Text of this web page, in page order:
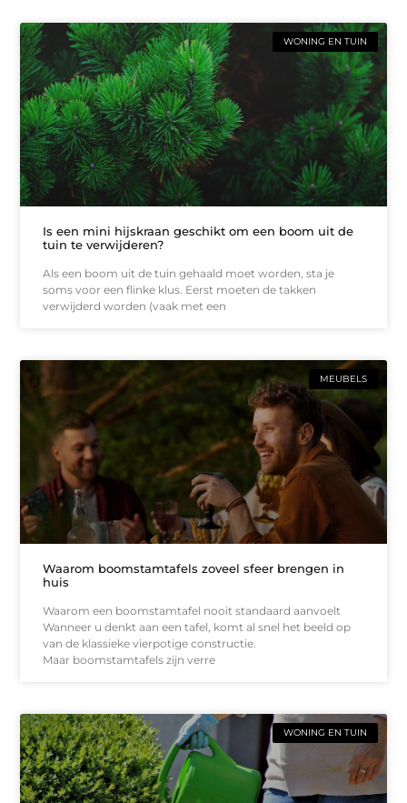
WONING EN TUIN
Is een mini hijskraan geschikt om een boom uit de
tuin te verwijderen?
Als een boom uit de tuin gehaald moet worden, sta je
soms voor een flinke klus. Eerst moeten de takken
verwijderd worden (vaak met een
MEUBELS
Waarom boomstamtafels zoveel sfeer brengen in
huis
Waarom een boomstamtafel nooit standaard aanvoelt
Wanneer u denkt aan een tafel, komt al snel het beeld op
van de klassieke vierpotige constructie.
Maar boomstamtafels zijn verre
WONING EN TUIN